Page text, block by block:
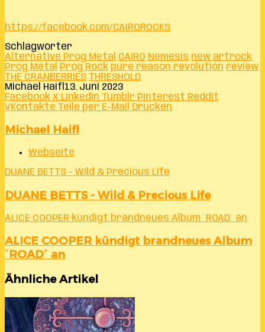
https://facebook.com/CAIROROCKS
Schlagwörter
Alternative Prog Metal CAIRO Nemesis new artrock
Prog Metal
Prog Rock pure reason revolution review
THE CRANBERRIES THRESHOLD
Michael Haifl 13. Juni 2023
Facebook X LinkedIn Tumblr Pinterest Reddit
VKontakte Teile per E-Mail Drucken
Michael Haifl
Webseite
DUANE BETTS - Wild & Precious Life
DUANE BETTS - Wild & Precious Life
ALICE COOPER kündigt brandneues Album ´ROAD´ an
ALICE COOPER kündigt brandneues Album
´ROAD´ an
Ähnliche Artikel